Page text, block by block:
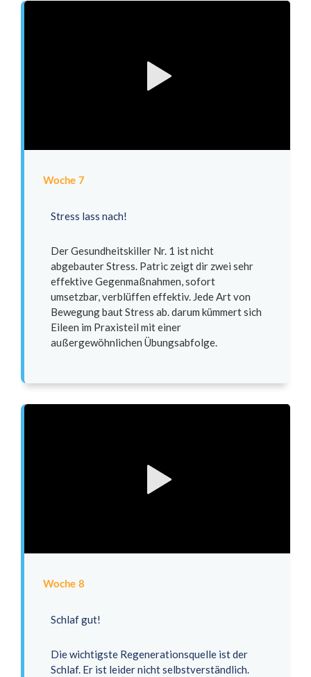
Woche 7
Stress lass nach!
Der Gesundheitskiller Nr. 1 ist nicht
abgebauter Stress. Patric zeigt dir zwei sehr
effektive Gegenmaßnahmen, sofort
umsetzbar, verblüffen effektiv. Jede Art von
Bewegung baut Stress ab. darum kümmert sich
Eileen im Praxisteil mit einer
außergewöhnlichen Übungsabfolge.
Woche 8
Schlaf gut!
Die wichtigste Regenerationsquelle ist der
Schlaf. Er ist leider nicht selbstverständlich.